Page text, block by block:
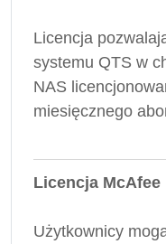
Licencja
systemu QTS w
NAS
miesięcznego
Licencja McAfee
Użytkownicy